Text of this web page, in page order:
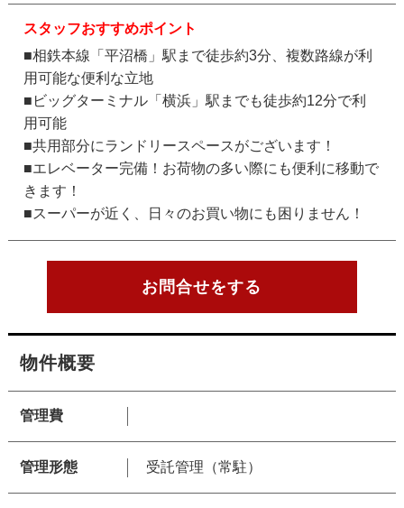
スタッフおすすめポイント
■相鉄本線「平沼橋」駅まで徒歩約3分、複数路線が利
用可能な便利な立地
■ビッグターミナル「横浜」駅までも徒歩約12分で利
用可能
■共用部分にランドリースペースがございます！
■エレベーター完備！お荷物の多い際にも便利に移動で
きます！
■スーパーが近く、日々のお買い物にも困りません！
お問合せをする
物件概要
管理費
管理形態 受託管理（常駐）